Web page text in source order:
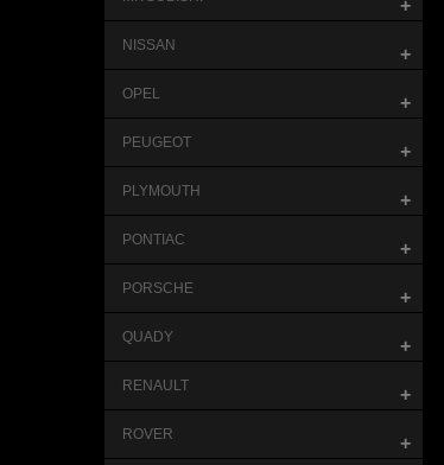
+
NISSAN +
OPEL +
PEUGEOT +
PLYMOUTH +
PONTIAC +
PORSCHE +
QUADY +
RENAULT +
ROVER +